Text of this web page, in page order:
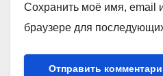
Сохранить моё имя, email
браузере для